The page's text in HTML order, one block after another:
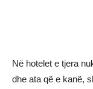
Në hotelet e tjera
dhe ata që e kanë,